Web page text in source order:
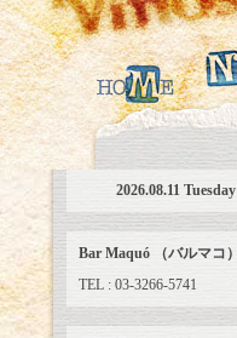
2026.08.11 Tuesday
Bar Maquó （バルマコ）
TEL : 03-3266-5741